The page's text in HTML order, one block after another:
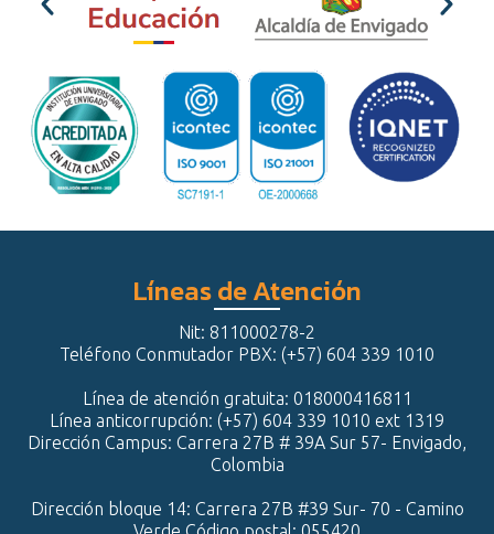
Líneas de Atención
Nit: 811000278-2
Teléfono Conmutador PBX: (+57) 604 339 1010
Línea de atención gratuita: 018000416811
Línea anticorrupción: (+57) 604 339 1010 ext 1319
Dirección Campus: Carrera 27B # 39A Sur 57- Envigado,
Colombia
Dirección bloque 14: Carrera 27B #39 Sur- 70 - Camino